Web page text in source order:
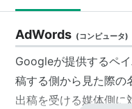
AdWords (コンピュータ)
Googleが提供するペ
稿する側から見た際の
出稿を受ける媒体側に